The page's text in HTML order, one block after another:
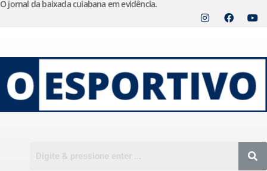
o
conteúdo
O jornal da baixada cuiabana em evidência.